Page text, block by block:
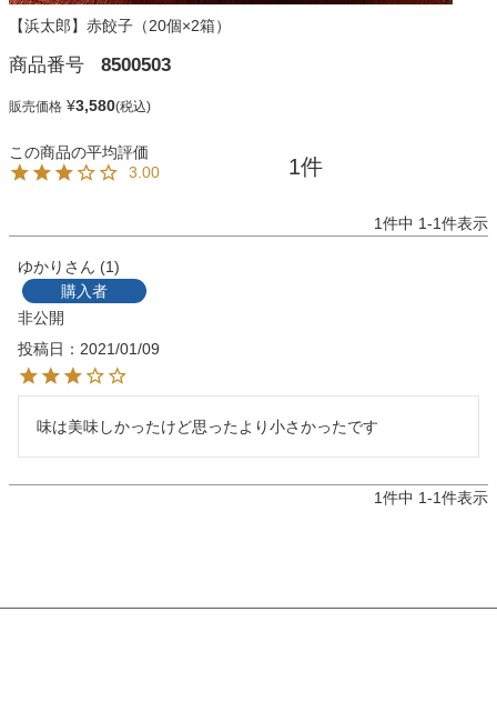
【浜太郎】赤餃子（20個×2箱）
商品番号 8500503
販売価格 ¥3,580
3.00 1
1件中 1-1件表示
ゆかり
1
購入者
非公開
投稿日
2021/01/09
味は美味しかったけど思ったより小さかったです
1件中 1-1件表示